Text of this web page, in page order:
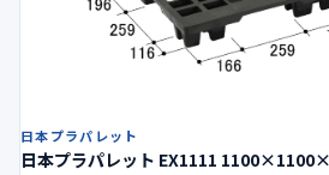
日本プラパレット
日本プラパレット EX1111